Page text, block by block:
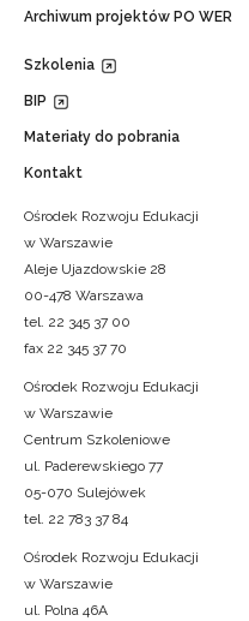
Archiwum projektów PO WER
Szkolenia
BIP
Materiały do pobrania
Kontakt
Ośrodek Rozwoju Edukacji
w Warszawie
Aleje Ujazdowskie 28
00-478 Warszawa
tel. 22 345 37 00
fax 22 345 37 70
Ośrodek Rozwoju Edukacji
w Warszawie
Centrum Szkoleniowe
ul. Paderewskiego 77
05-070 Sulejówek
tel. 22 783 37 84
Ośrodek Rozwoju Edukacji
w Warszawie
ul. Polna 46A